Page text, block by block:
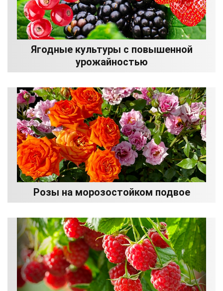
Ягодные культуры с повышенной
урожайностью
Розы на морозостойком подвое